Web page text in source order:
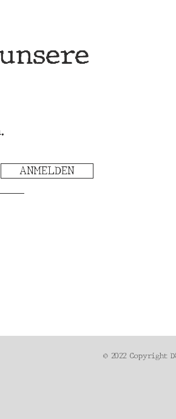
ANMELDEN
© 2022 Copyright